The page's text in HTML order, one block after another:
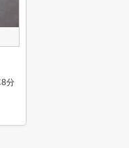
8分